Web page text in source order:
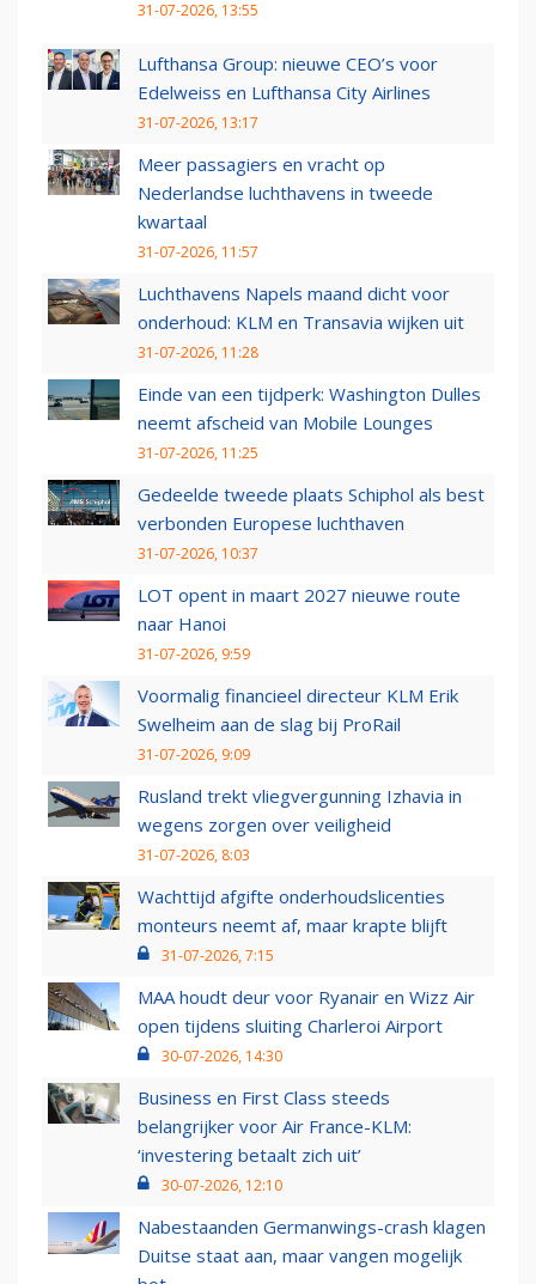
31-07-2026, 13:55
Lufthansa Group: nieuwe CEO’s voor
Edelweiss en Lufthansa City Airlines
31-07-2026, 13:17
Meer passagiers en vracht op
Nederlandse luchthavens in tweede
kwartaal
31-07-2026, 11:57
Luchthavens Napels maand dicht voor
onderhoud: KLM en Transavia wijken uit
31-07-2026, 11:28
Einde van een tijdperk: Washington Dulles
neemt afscheid van Mobile Lounges
31-07-2026, 11:25
Gedeelde tweede plaats Schiphol als best
verbonden Europese luchthaven
31-07-2026, 10:37
LOT opent in maart 2027 nieuwe route
naar Hanoi
31-07-2026, 9:59
Voormalig financieel directeur KLM Erik
Swelheim aan de slag bij ProRail
31-07-2026, 9:09
Rusland trekt vliegvergunning Izhavia in
wegens zorgen over veiligheid
31-07-2026, 8:03
Wachttijd afgifte onderhoudslicenties
monteurs neemt af, maar krapte blijft
31-07-2026, 7:15
MAA houdt deur voor Ryanair en Wizz Air
open tijdens sluiting Charleroi Airport
30-07-2026, 14:30
Business en First Class steeds
belangrijker voor Air France-KLM:
‘investering betaalt zich uit’
30-07-2026, 12:10
Nabestaanden Germanwings-crash klagen
Duitse staat aan, maar vangen mogelijk